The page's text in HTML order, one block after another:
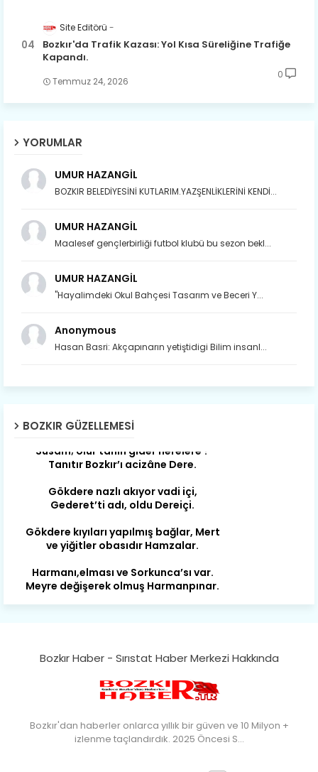
Site Editörü
Bozkır'da Trafik Kazası: Yol Kısa Süreliğine Trafiğe
Kapandı.
Temmuz 24, 2026
0
YORUMLAR
UMUR HAZANGİL
BOZKIR BELEDİYESİNİ KUTLARIM.YAZŞENLİKLERİNİ KENDİ...
UMUR HAZANGİL
Maalesef gençlerbirliği futbol klubü bu sezon bekl...
UMUR HAZANGİL
"Hayalimdeki Okul Bahçesi Tasarım ve Beceri Y...
Anonymous
Hasan Basri: Akçapınarın yetiştidigi Bilim insanl...
BOZKIR GÜZELLEMESI
Son yıllarda orda yok artık ağlayan,
Susam; olur tahin gider nerelere ?
Gökdere nazlı akıyor vadi içi,
Gökdere kıyıları yapılmış bağlar, Mert
Harmanı,elması ve Sorkunca’sı var.
Büyük yerdir, mahalleleri Aydınlık, Tarih
eserleri şahane Hisarlık.
yorgun. Şehit Berâtlı, halkı yiğit genç
Sorkun.
Perşembe de yaşlılardan aldım öğüt,
Mazimdeki ismi şanla taşır Söğüt.
Bozkır Haber - Sırıstat Haber Merkezi Hakkında
Bozkır'dan haberler onlarca yıllık bir güven ve 10 Milyon +
izlenme taçlandırdık. 2025 Öncesi S…